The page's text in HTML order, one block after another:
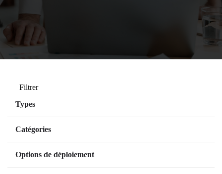
Filtrer
Types
SaaS
Catégories
Analytics
Options de déploiement